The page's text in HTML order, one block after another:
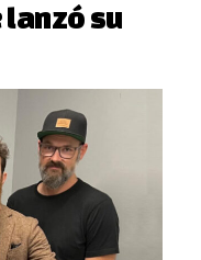
lanzó su